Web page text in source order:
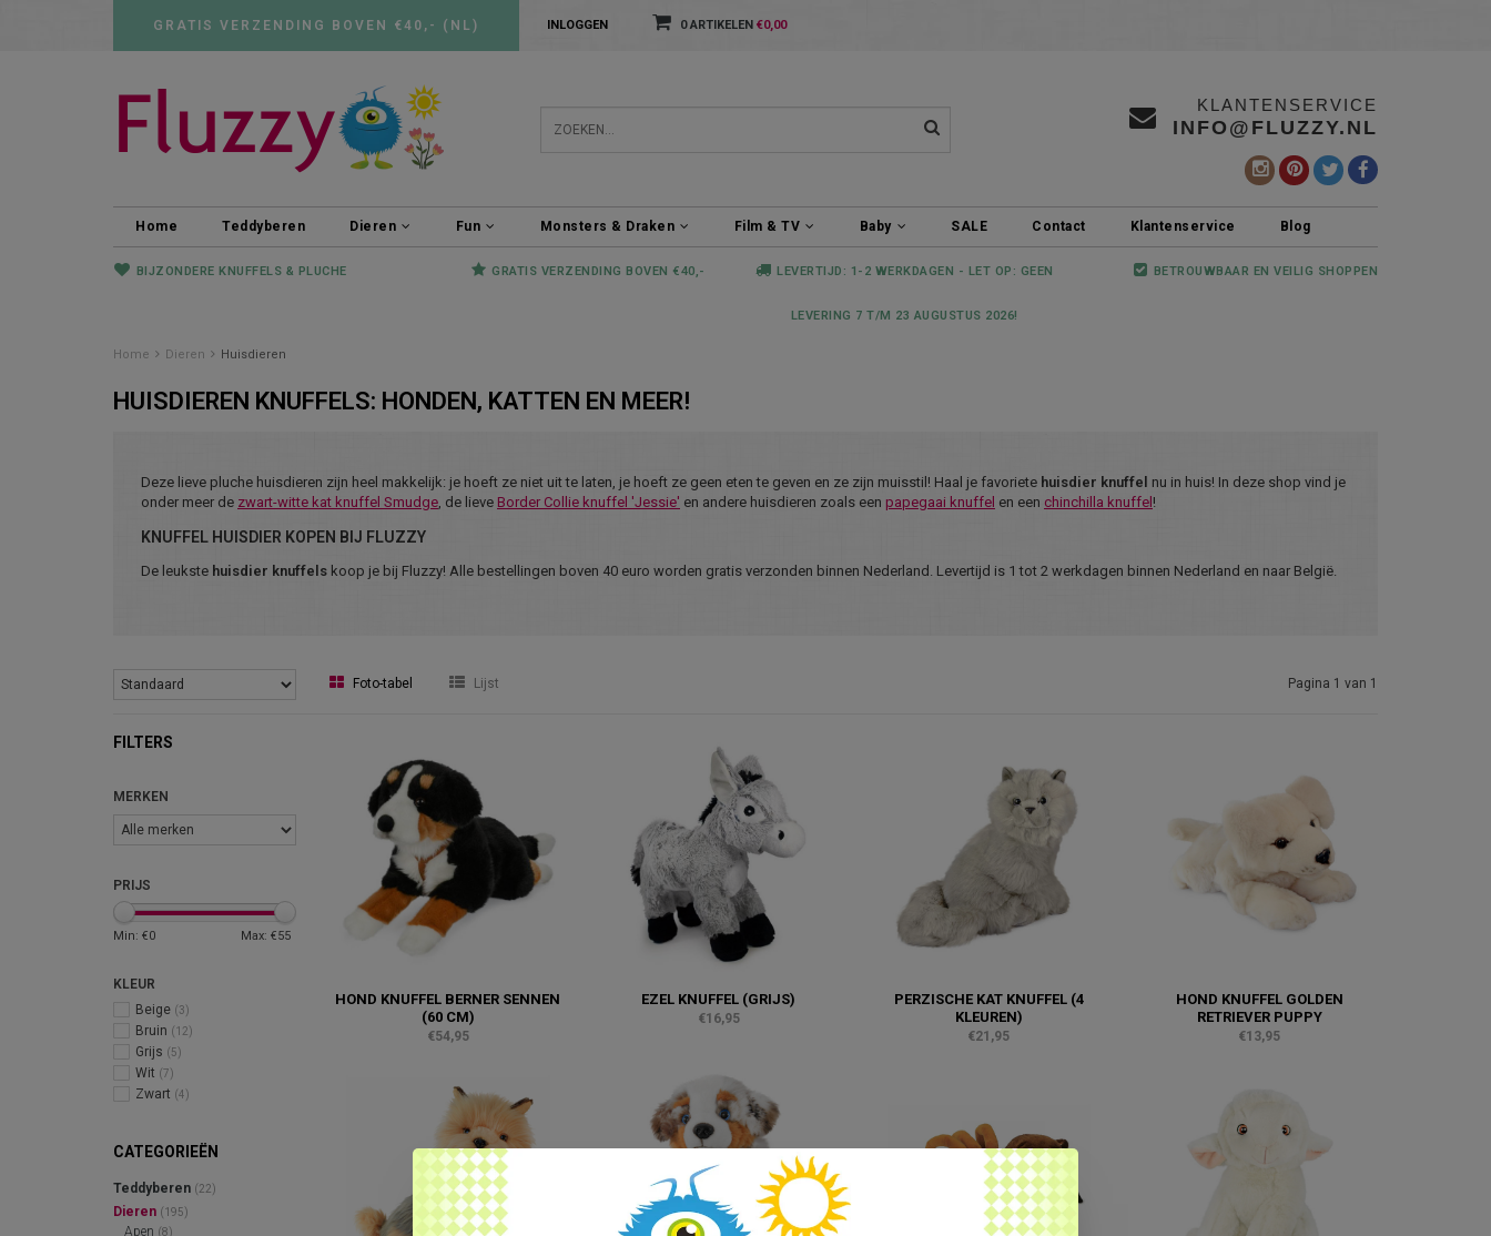
GRATIS VERZENDING BOVEN €40,- (NL) INLOGGEN 0 ARTIKELEN €0,00
KLANTENSERVICE
INFO@FLUZZY.NL
Home Teddyberen Dieren Fun Monsters & Draken Film & TV Baby SALE Contact Klantenservice Blog
BIJZONDERE KNUFFELS & PLUCHE GRATIS VERZENDING BOVEN €40,- LEVERTIJD: 1-2 WERKDAGEN - LET OP: GEEN
LEVERING 7 T/M 23 AUGUSTUS 2026!
BETROUWBAAR EN VEILIG SHOPPEN
Home Dieren Huisdieren
HUISDIEREN KNUFFELS: HONDEN, KATTEN EN MEER!
Deze lieve pluche huisdieren zijn heel makkelijk: je hoeft ze niet uit te laten, je hoeft ze geen eten te geven en ze zijn muisstil! Haal je favoriete huisdier knuffel nu in huis! In deze shop vind je
onder meer de zwart-witte kat knuffel Smudge, de lieve Border Collie knuffel 'Jessie' en andere huisdieren zoals een papegaai knuffel en een chinchilla knuffel !
KNUFFEL HUISDIER KOPEN BIJ FLUZZY
De leukste huisdier knuffels koop je bij Fluzzy! Alle bestellingen boven 40 euro worden gratis verzonden binnen Nederland. Levertijd is 1 tot 2 werkdagen binnen Nederland en naar België.
Foto-tabel Lijst Pagina 1 van 1
FILTERS
MERKEN
PRIJS
Min: €0 Max: €55
KLEUR
Beige (3)
Bruin (12)
Grijs (5)
Wit (7)
Zwart (4)
CATEGORIEËN
Teddyberen (22)
Dieren (195)
Apen (8)
HOND KNUFFEL BERNER SENNEN
(60 CM)
€54,95
EZEL KNUFFEL (GRIJS)
€16,95
PERZISCHE KAT KNUFFEL (4
KLEUREN)
€21,95
HOND KNUFFEL GOLDEN
RETRIEVER PUPPY
€13,95